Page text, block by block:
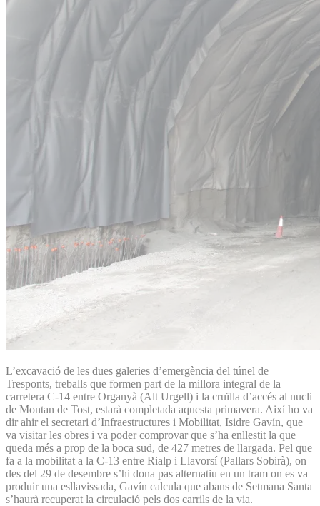
L’excavació de les dues galeries d’emergència del túnel de
Tresponts, treballs que formen part de la millora integral de la
carretera C-14 entre Organyà (Alt Urgell) i la cruïlla d’accés al nucli
de Montan de Tost, estarà completada aquesta primavera. Així ho va
dir ahir el secretari d’Infraestructures i Mobilitat, Isidre Gavín, que
va visitar les obres i va poder comprovar que s’ha enllestit la que
queda més a prop de la boca sud, de 427 metres de llargada. Pel que
fa a la mobilitat a la C-13 entre Rialp i Llavorsí (Pallars Sobirà), on
des del 29 de desembre s’hi dona pas alternatiu en un tram on es va
produir una esllavissada, Gavín calcula que abans de Setmana Santa
s’haurà recuperat la circulació pels dos carrils de la via.